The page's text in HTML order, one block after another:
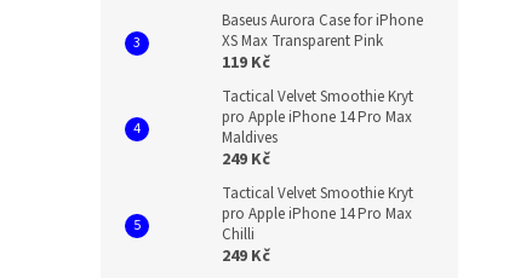
Baseus Aurora Case for iPhone
XS Max Transparent Pink
119 Kč
Tactical Velvet Smoothie Kryt
pro Apple iPhone 14 Pro Max
Maldives
249 Kč
Tactical Velvet Smoothie Kryt
pro Apple iPhone 14 Pro Max
Chilli
249 Kč